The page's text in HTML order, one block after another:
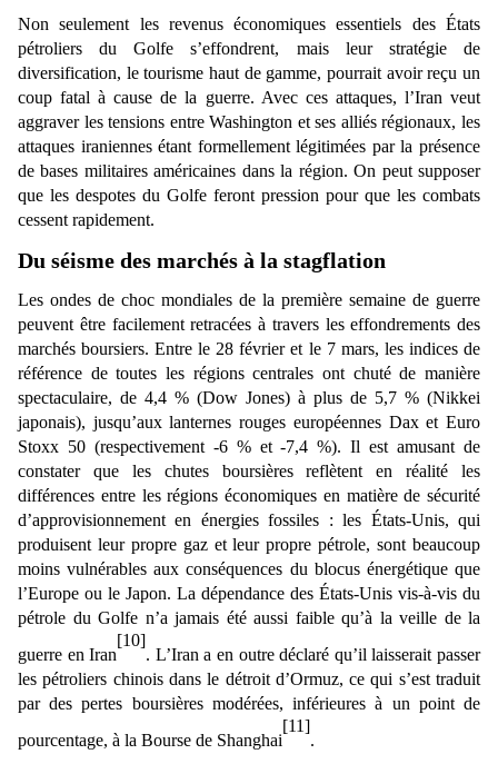
Non seulement les revenus économiques essentiels des États
pétroliers du Golfe s’effondrent, mais leur stratégie de
diversification, le tourisme haut de gamme, pourrait avoir reçu un
coup fatal à cause de la guerre. Avec ces attaques, l’Iran veut
aggraver les tensions entre Washington et ses alliés régionaux, les
attaques iraniennes étant formellement légitimées par la présence
de bases militaires américaines dans la région. On peut supposer
que les despotes du Golfe feront pression pour que les combats
cessent rapidement.
Du séisme des marchés à la stagflation
Les ondes de choc mondiales de la première semaine de guerre
peuvent être facilement retracées à travers les effondrements des
marchés boursiers. Entre le 28 février et le 7 mars, les indices de
référence de toutes les régions centrales ont chuté de manière
spectaculaire, de 4,4 % (Dow Jones) à plus de 5,7 % (Nikkei
japonais), jusqu’aux lanternes rouges européennes Dax et Euro
Stoxx 50 (respectivement -6 % et -7,4 %). Il est amusant de
constater que les chutes boursières reflètent en réalité les
différences entre les régions économiques en matière de sécurité
d’approvisionnement en énergies fossiles : les États-Unis, qui
produisent leur propre gaz et leur propre pétrole, sont beaucoup
moins vulnérables aux conséquences du blocus énergétique que
l’Europe ou le Japon. La dépendance des États-Unis vis-à-vis du
pétrole du Golfe n’a jamais été aussi faible qu’à la veille de la
guerre en Iran
[10]
. L’Iran a en outre déclaré qu’il laisserait passer
les pétroliers chinois dans le détroit d’Ormuz, ce qui s’est traduit
par des pertes boursières modérées, inférieures à un point de
pourcentage, à la Bourse de Shanghai
[11]
.